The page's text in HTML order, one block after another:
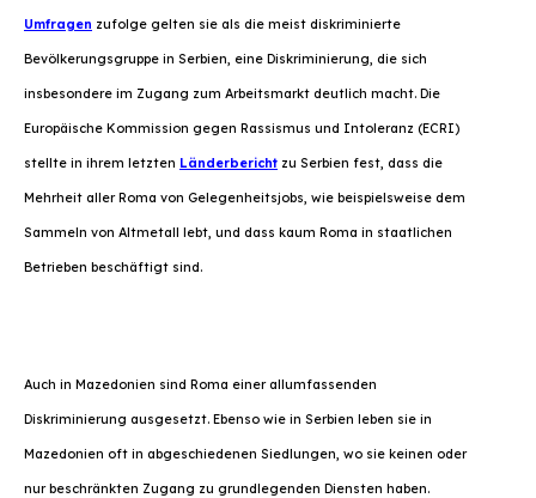
Umfragen zufolge gelten sie als die meist diskriminierte
Bevölkerungsgruppe in Serbien, eine Diskriminierung, die sich
insbesondere im Zugang zum Arbeitsmarkt deutlich macht. Die
Europäische Kommission gegen Rassismus und Intoleranz (ECRI)
stellte in ihrem letzten Länderbericht zu Serbien fest, dass die
Mehrheit aller Roma von Gelegenheitsjobs, wie beispielsweise dem
Sammeln von Altmetall lebt, und dass kaum Roma in staatlichen
Betrieben beschäftigt sind.
Auch in Mazedonien sind Roma einer allumfassenden
Diskriminierung ausgesetzt. Ebenso wie in Serbien leben sie in
Mazedonien oft in abgeschiedenen Siedlungen, wo sie keinen oder
nur beschränkten Zugang zu grundlegenden Diensten haben.